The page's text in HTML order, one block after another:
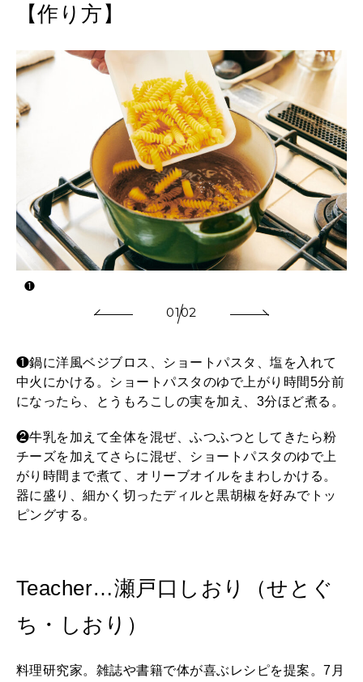
【作り方】
❶
0102
❶鍋に洋風ベジブロス、ショートパスタ、塩を入れて
中火にかける。ショートパスタのゆで上がり時間5分前
になったら、とうもろこしの実を加え、3分ほど煮る。
❷牛乳を加えて全体を混ぜ、ふつふつとしてきたら粉
チーズを加えてさらに混ぜ、ショートパスタのゆで上
がり時間まで煮て、オリーブオイルをまわしかける。
器に盛り、細かく切ったディルと黒胡椒を好みでトッ
ピングする。
Teacher…瀬戸口しおり（せとぐ
ち・しおり）
料理研究家。雑誌や書籍で体が喜ぶレシピを提案。7月